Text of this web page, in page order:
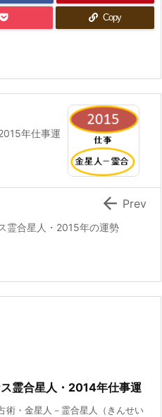
Copy
年仕事運
霊合星人・2015年の運勢
 Prev
霊合星人・2014年仕事運
術・金星人－霊合星人（きんせい